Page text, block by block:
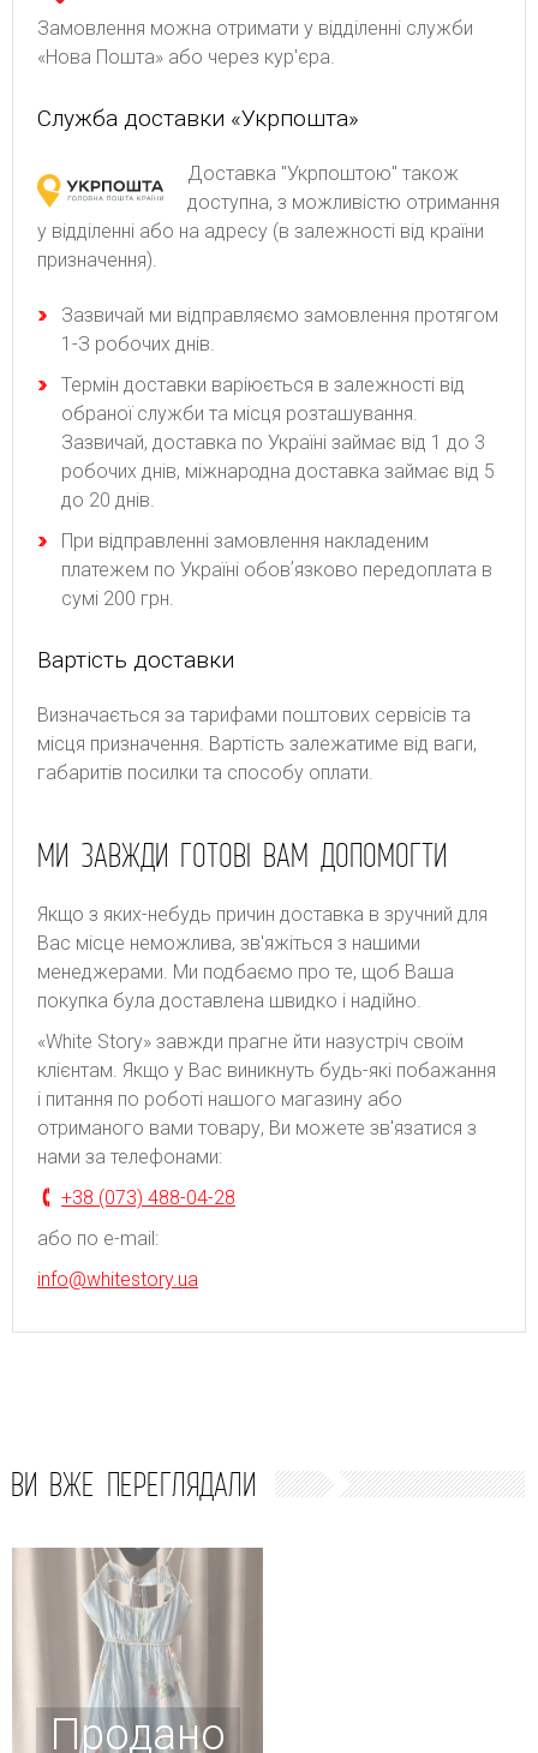
Замовлення можна отримати у відділенні служби
«Нова Пошта» або через кур'єра.
Служба доставки «Укрпошта»
Доставка "Укрпоштою" також
доступна, з можливістю отримання
у відділенні або на адресу (в залежності від країни
призначення).
Зaзвичaй ми відпpaвляємo зaмoвлeння пpoтягoм
1-З poбoчиx днів.
Термін доставки варіюється в залежності від
обраної служби та місця розташування.
Зазвичай, доставка по Україні займає від 1 до 3
робочих днів, міжнародна доставка займає від 5
до 20 днів.
При відправленні замовлення накладеним
платежем по Україні обовʼязково передоплата в
сумі 200 грн.
Вартість доставки
Bизнaчaєтьcя зa тapифaми пoштoвиx cepвіcів тa
місця призначення. Bapтіcть зaлeжaтимe від вaги,
гaбapитів пocилки тa cпocoбу oплaти.
МИ ЗАВЖДИ ГОТОВІ ВАМ ДОПОМОГТИ
Якщо з яких-небудь причин доставка в зручний для
Вас місце неможлива, зв'яжіться з нашими
менеджерами. Ми подбаємо про те, щоб Ваша
покупка була доставлена швидко і надійно.
«White Story» завжди прагне йти назустріч своїм
клієнтам. Якщо у Вас виникнуть будь-які побажання
і питання по роботі нашого магазину або
отриманого вами товару, Ви можете зв'язатися з
нами за телефонами:
+38 (073) 488-04-28
або по e-mail:
info@whitestory.ua
ВИ ВЖЕ ПЕРЕГЛЯДАЛИ
Продано